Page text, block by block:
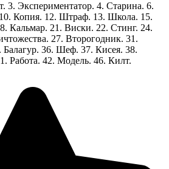
3. Экспериментатор. 4. Старина. 6.
Копия. 12. Штраф. 13. Школа. 15.
Кальмар. 21. Виски. 22. Стинг. 24.
27. Второгодник. 31.
36. Шеф. 37. Кисея. 38.
Работа. 42. Модель. 46. Килт.